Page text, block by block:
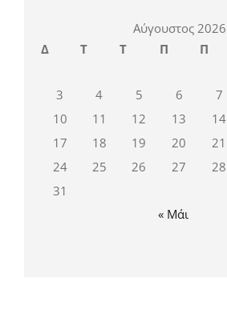
Αύγουστος 2026
Δ
Τ Τ Π Π
3
4 5 6 7
10
11 12 13 14
17
18 19 20 21
24
25 26 27 28
31
« Μάι